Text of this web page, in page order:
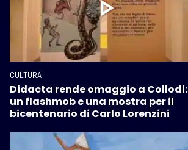
CULTURA
Didacta rende omaggio a Collodi:
un flashmob e una mostra per il
bicentenario di Carlo Lorenzini